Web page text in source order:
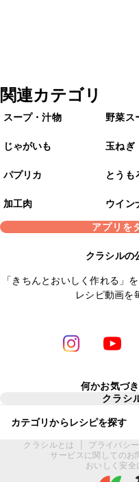
関連カテゴリ
スープ・汁物 野菜ス
じゃがいも 玉ねぎ
パプリカ とうも
加工肉 ウイン
アプリを
クラシルの
「きちんとおいしく作れる」
レシピ動画を
何かお気づ
クラシ
カテゴリからレシピを探す
クラシルとは プライバシ
サービスに関してのお
おいしく安